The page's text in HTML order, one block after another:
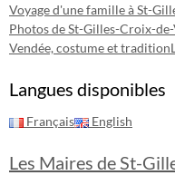
Voyage d'une famille à St-
Photos de St-Gilles-Croix-
Vendée, costume et tradition
Langues disponibles
Français English
Les Maires de St-